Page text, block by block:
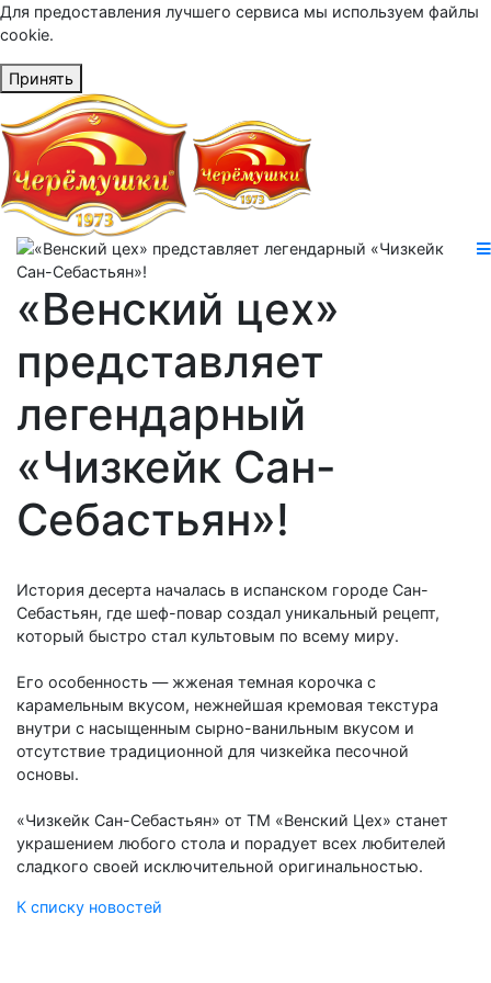
Для предоставления лучшего сервиса мы используем файлы
cookie.
Принять
«Венский цех»
представляет
легендарный
«Чизкейк Сан-
Себастьян»!
История десерта началась в испанском городе Сан-
Себастьян, где шеф-повар создал уникальный рецепт,
который быстро стал культовым по всему миру.
Его особенность — жженая темная корочка с
карамельным вкусом, нежнейшая кремовая текстура
внутри с насыщенным сырно-ванильным вкусом и
отсутствие традиционной для чизкейка песочной
основы.
«Чизкейк Сан-Себастьян» от ТМ «Венский Цех» станет
украшением любого стола и порадует всех любителей
сладкого своей исключительной оригинальностью.
К списку новостей